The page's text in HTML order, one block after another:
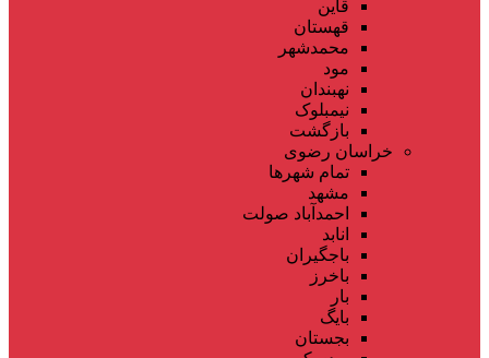
قاین
قهستان
محمدشهر
مود
نهبندان
نیمبلوک
بازگشت
خراسان رضوی
تمام شهر‌ها
مشهد
احمدآباد صولت
انابد
باجگیران
باخرز
بار
بایگ
بجستان